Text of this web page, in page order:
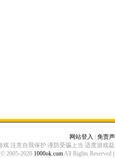
网站登入
免责
戏 注意自我保护 谨防受骗上当 适度游戏
2005-2020 1000ok.comAll Rights